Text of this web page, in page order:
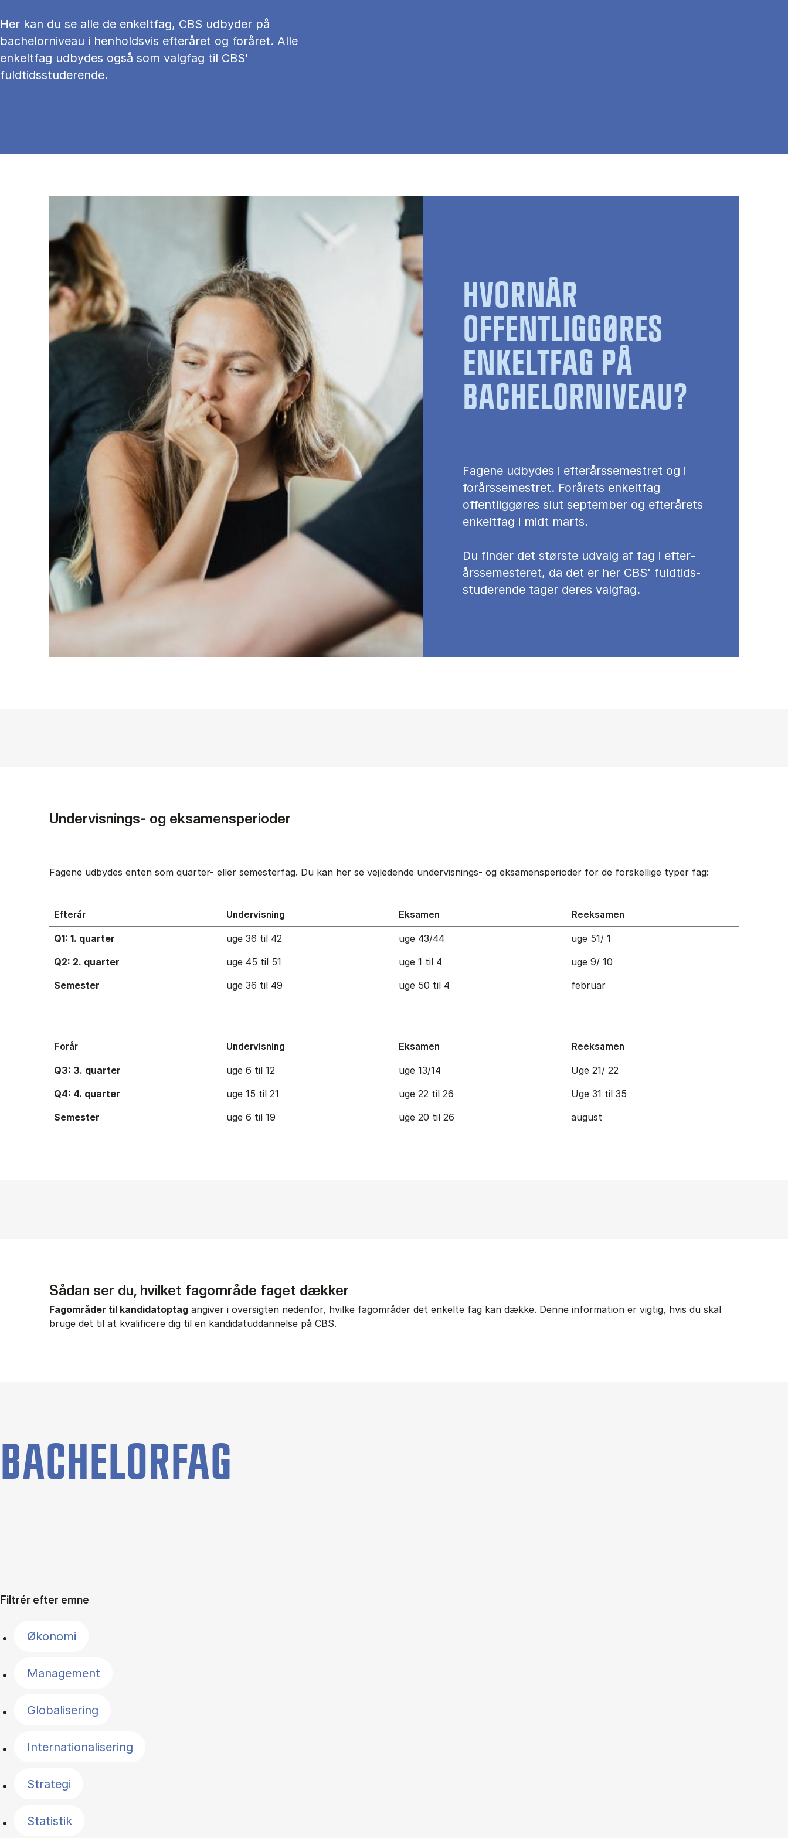
Her kan du se alle de enkeltfag, CBS udbyder på
bachelorniveau i henholdsvis efteråret og foråret. Alle
enkeltfag udbydes også som valgfag til CBS'
fuldtidsstuderende.
HVORNÅR
OFFENTLIGGØRES
ENKELTFAG PÅ
BACHELORNIVEAU?
Fagene udbydes i efterårssemestret og i
forårssemestret. Forårets enkeltfag
offentliggøres slut september og efterårets
enkeltfag i midt marts.
Du fin­der det stør­ste ud­valg af fag i ef­ter­
års­se­meste­ret, da det er her CBS' fuld­tids­
stu­de­ren­de ta­ger de­res valg­fag.
Undervisnings- og eksamensperioder
Fagene udbydes enten som quarter- eller semesterfag. Du kan her se vejledende undervisnings- og eksamensperioder for de forskellige typer fag:
Efterår Undervisning Eksamen Reeksamen
Q1: 1. quarter uge 36 til 42 uge 43/44
uge 51/ 1
Q2: 2. quarter
uge 45 til 51 uge 1 til 4
uge 9/ 10
Semester
uge 36 til 49 uge 50 til 4 februar
Forår Undervisning Eksamen Reeksamen
Q3: 3. quarter uge 6 til 12 uge 13/14
Uge 21/ 22
Q4: 4. quarter
uge 15 til 21 uge 22 til 26
Uge 31 til 35
Semester
uge 6 til 19 uge 20 til 26 august
Sådan ser du, hvilket fagområde faget dækker
Fagområder til kandidatoptag angiver i oversigten nedenfor, hvilke fagområder det enkelte fag kan dække. Denne information er vigtig, hvis du skal
bruge det til at kvalificere dig til en kandidatuddannelse på CBS.
BACHELORFAG
Filtrér efter emne
Økonomi
Management
Globalisering
Internationalisering
Strategi
Statistik